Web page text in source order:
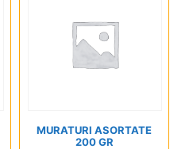
MURATURI ASORTATE
200 GR